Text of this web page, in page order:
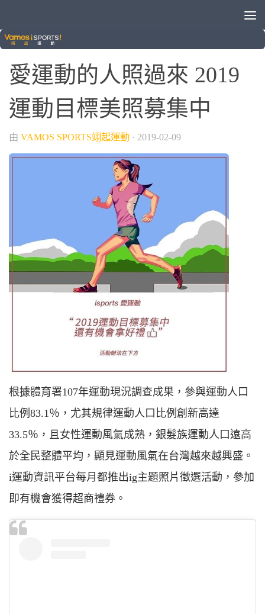
I運動 / VAMOS自製節目
愛運動的人照過來 2019
運動目標美照募集中
由 VAMOS SPORTS翊起運動 · 2019-02-09
根據體育署107年運動現況調查成果，參與運動人口
比例83.1％，尤其規律運動人口比例創新高達
33.5％，且女性運動風氣成熟，銀髮族運動人口遠高
於全民整體平均，顯見運動風氣在台灣越來越興盛。
i運動資訊平台每月都推出ig主題照片徵選活動，參加
即有機會獲得超商禮券。